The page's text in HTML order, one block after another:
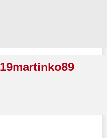
19martinko89